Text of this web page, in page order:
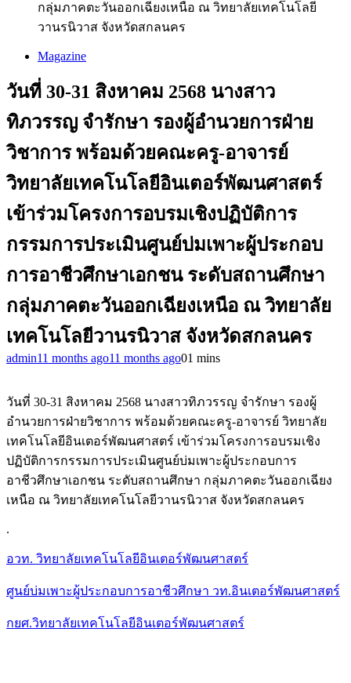
กลุ่มภาคตะวันออกเฉียงเหนือ ณ วิทยาลัยเทคโนโลยี
วานรนิวาส จังหวัดสกลนคร
Magazine
วันที่ 30-31 สิงหาคม 2568 นางสาว
ทิภวรรญ จำรักษา รองผู้อำนวยการฝ่าย
วิชาการ พร้อมด้วยคณะครู-อาจารย์
วิทยาลัยเทคโนโลยีอินเตอร์พัฒนศาสตร์
เข้าร่วมโครงการอบรมเชิงปฏิบัติการ
กรรมการประเมินศูนย์บ่มเพาะผู้ประกอบ
การอาชีวศึกษาเอกชน ระดับสถานศึกษา
กลุ่มภาคตะวันออกเฉียงเหนือ ณ วิทยาลัย
เทคโนโลยีวานรนิวาส จังหวัดสกลนคร
admin11 months ago11 months ago01 mins
วันที่ 30-31 สิงหาคม 2568 นางสาวทิภวรรญ จำรักษา รองผู้
อำนวยการฝ่ายวิชาการ พร้อมด้วยคณะครู-อาจารย์ วิทยาลัย
เทคโนโลยีอินเตอร์พัฒนศาสตร์ เข้าร่วมโครงการอบรมเชิง
ปฏิบัติการกรรมการประเมินศูนย์บ่มเพาะผู้ประกอบการ
อาชีวศึกษาเอกชน ระดับสถานศึกษา กลุ่มภาคตะวันออกเฉียง
เหนือ ณ วิทยาลัยเทคโนโลยีวานรนิวาส จังหวัดสกลนคร
.
อวท. วิทยาลัยเทคโนโลยีอินเตอร์พัฒนศาสตร์
ศูนย์บ่มเพาะผู้ประกอบการอาชีวศึกษา วท.อินเตอร์พัฒนศาสตร์
กยศ.วิทยาลัยเทคโนโลยีอินเตอร์พัฒนศาสตร์